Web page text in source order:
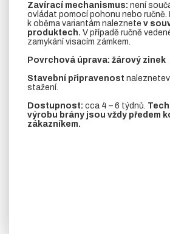
Zavírací mechanismus: není
ovládat pomocí pohonu nebo ručně.
k oběma variantám naleznete v
produktech. V případě ručně
zamykání visacím zámkem.
Povrchová úprava: žárový zinek
Stavební připravenost
stažení.
Dostupnost: cca 4 – 6 týdnů.
výrobu brány jsou vždy předem
zákazníkem.